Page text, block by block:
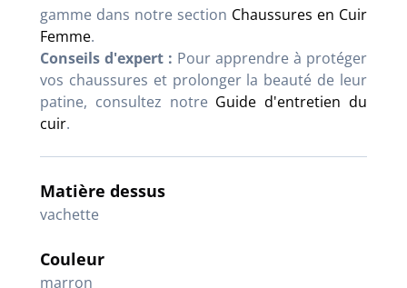
gamme dans notre section Chaussures en Cuir
Femme.
Conseils d'expert : Pour apprendre à protéger
vos chaussures et prolonger la beauté de leur
patine, consultez notre Guide d'entretien du
cuir.
Matière dessus
vachette
Couleur
marron